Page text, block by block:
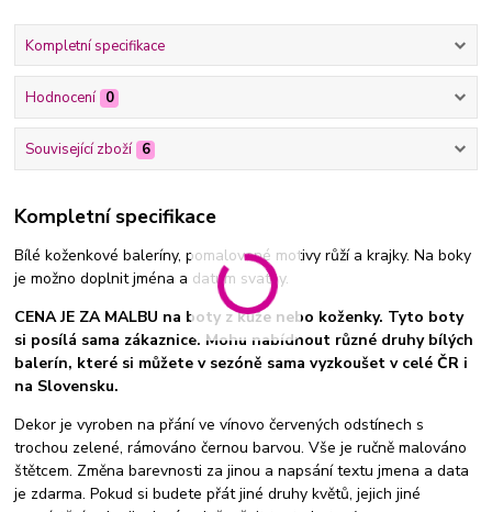
Kompletní specifikace
Hodnocení 0
Související zboží 6
Kompletní specifikace
Bílé koženkové baleríny, pomalované motivy růží a krajky. Na boky
je možno doplnit jména a datum svatby.
CENA JE ZA MALBU na boty z kůže nebo koženky. Tyto boty
si posílá sama zákaznice. Mohu nabídnout různé druhy bílých
balerín, které si můžete v sezóně sama vyzkoušet v celé ČR i
na Slovensku.
Dekor je vyroben na přání ve vínovo červených odstínech s
trochou zelené, rámováno černou barvou. Vše je ručně malováno
štětcem. Změna barevnosti za jinou a napsání textu jmena a data
je zdarma. Pokud si budete přát jiné druhy květů, jejich jiné